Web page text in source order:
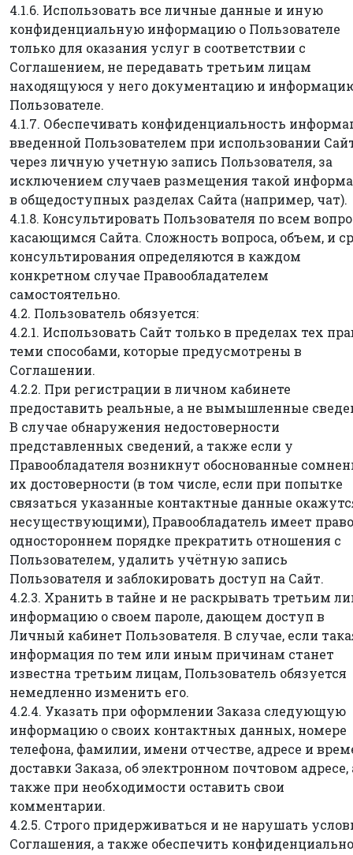
4.1.6. Использовать все личные данные и иную
конфиденциальную информацию о Пользователе
только для оказания услуг в соответствии с
Соглашением, не передавать третьим лицам
находящуюся у него документацию и
Пользователе.
4.1.7. Обеспечивать конфиденциальность
введенной Пользователем при использовании
через личную учетную запись Пользователя, за
исключением случаев размещения такой
в общедоступных разделах Сайта (например, чат).
4.1.8. Консультировать Пользователя по всем
касающимся Сайта. Сложность вопроса, объем, и
консультирования определяются в каждом
конкретном случае Правообладателем
самостоятельно.
4.2. Пользователь обязуется:
4.2.1. Использовать Сайт только в пределах тех
теми способами, которые предусмотрены в
Соглашении.
4.2.2. При регистрации в личном кабинете
предоставить реальные, а не вымышленные
В случае обнаружения недостоверности
представленных сведений, а также если у
Правообладателя возникнут обоснованные
их достоверности (в том числе, если при попытке
связаться указанные контактные данные
несуществующими), Правообладатель имеет
одностороннем порядке прекратить отношения с
Пользователем, удалить учётную запись
Пользователя и заблокировать доступ на Сайт.
4.2.3. Хранить в тайне и не раскрывать третьим
информацию о своем пароле, дающем доступ в
Личный кабинет Пользователя. В случае, если
информация по тем или иным причинам станет
известна третьим лицам, Пользователь обязуется
немедленно изменить его.
4.2.4. Указать при оформлении Заказа следующую
информацию о своих контактных данных, номере
телефона, фамилии, имени отчестве, адресе и
доставки Заказа, об электронном почтовом адресе,
также при необходимости оставить свои
комментарии.
4.2.5. Строго придерживаться и не нарушать
Соглашения, а также обеспечить